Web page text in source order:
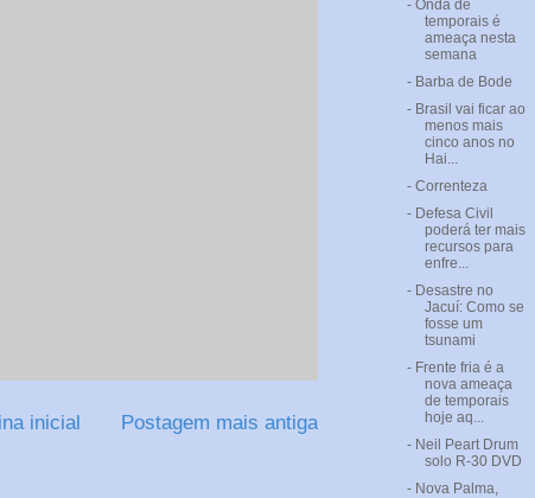
Postagem mais antiga
inicial
- Onda de
temporais é
ameaça nesta
semana
- Barba de Bode
- Brasil vai ficar ao
menos mais
cinco anos no
Hai...
- Correnteza
- Defesa Civil
poderá ter mais
recursos para
enfre...
- Desastre no
Jacuí: Como se
fosse um
tsunami
- Frente fria é a
nova ameaça
de temporais
hoje aq...
- Neil Peart Drum
solo R-30 DVD
- Nova Palma,